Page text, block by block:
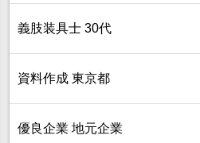
義肢装具士 30代
資料作成 東京都
優良企業 地元企業